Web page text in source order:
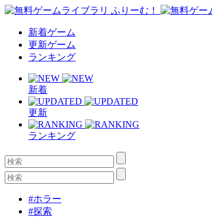
新着ゲーム
更新ゲーム
ランキング
新着
更新
ランキング
#ホラー
#探索